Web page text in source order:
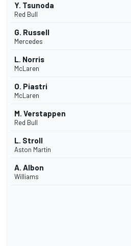
Y. Tsunoda
Red Bull
G. Russell
Mercedes
L. Norris
McLaren
O. Piastri
McLaren
M. Verstappen
Red Bull
L. Stroll
Aston Martin
A. Albon
Williams